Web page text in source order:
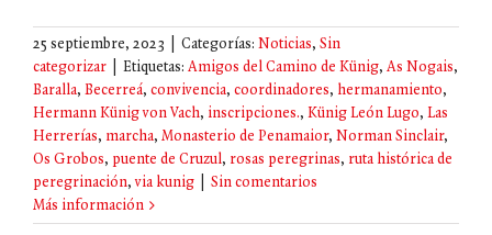
25 septiembre, 2023 Categorías: Noticias, Sin
categorizar
Etiquetas: Amigos del Camino de Künig, As Nogais,
Baralla, Becerreá, convivencia, coordinadores, hermanamiento,
Hermann Künig von Vach, inscripciones., Künig León Lugo, Las
Herrerías, marcha, Monasterio de Penamaior, Norman Sinclair,
Os Grobos, puente de Cruzul, rosas peregrinas, ruta histórica de
peregrinación,via kunig
Sin comentarios
Más información